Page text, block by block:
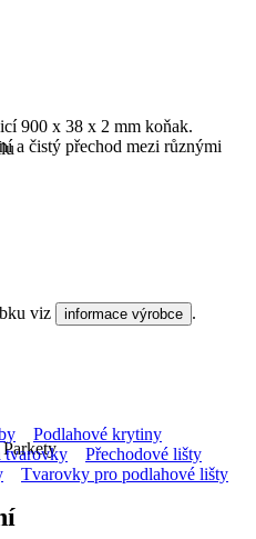
900 x 38 x 2 mm koňak.
a čistý přechod mezi různými
viz informace výrobce .
Podlahové krytiny
tvarovky
Přechodové lišty
Tvarovky pro podlahové lišty